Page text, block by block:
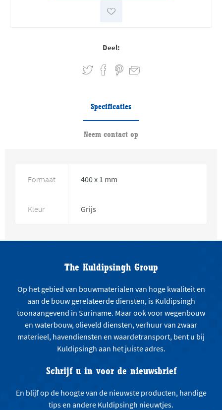
Deel:
Specificaties
Neem contact op
Formaat 400 x 1 mm
Kleur Grijs
The Kuldipsingh Group
Op het gebied van bouwmaterialen van hoge kwaliteit en
aan de bouw gerelateerde diensten, is Kuldipsingh
toonaangevend in Suriname. Maar ook voor wegenbouw
en waterbouw, olieveld diensten, verhuur van zwaar
materieel, havendiensten en waardetransport, bent u bij
Kuldipsingh aan het juiste adres.
Schrijf u in voor de nieuwsbrief
En blijf op de hoogte van de nieuwste producten, handige
tips en andere Kuldipsingh nieuwtjes.